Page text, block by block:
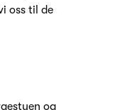
oss til de
og